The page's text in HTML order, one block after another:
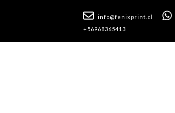
info@fenixprint.cl
+56968365413